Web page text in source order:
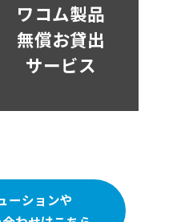
ワコム製品
無償お貸出
サービス
ーションや